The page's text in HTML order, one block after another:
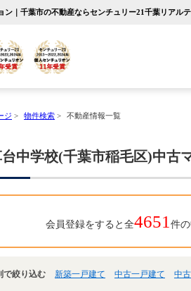
｜千葉市の不動産ならセンチュリー21千葉リアル
ジ > 物件検索 > 不動産情報一覧
中学校(千葉市稲毛区)中古
会員登録をすると全4651 件
で絞り込む 新築一戸建て 中古一戸建て 中